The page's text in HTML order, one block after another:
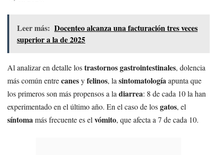
Leer más: Docenteo alcanza una facturación tres veces
superior a la de 2025
Al analizar en detalle lostrastornos gastrointestinales, dolencia
más común entrecanesyfelinos, la sintomatologíaapunta que
los primeros son más propensos a la diarrea: 8 de cada 10 la han
experimentado en el último año. En el caso de losgatos, el
síntomamás frecuente es el vómito, que afecta a 7 de cada 10.